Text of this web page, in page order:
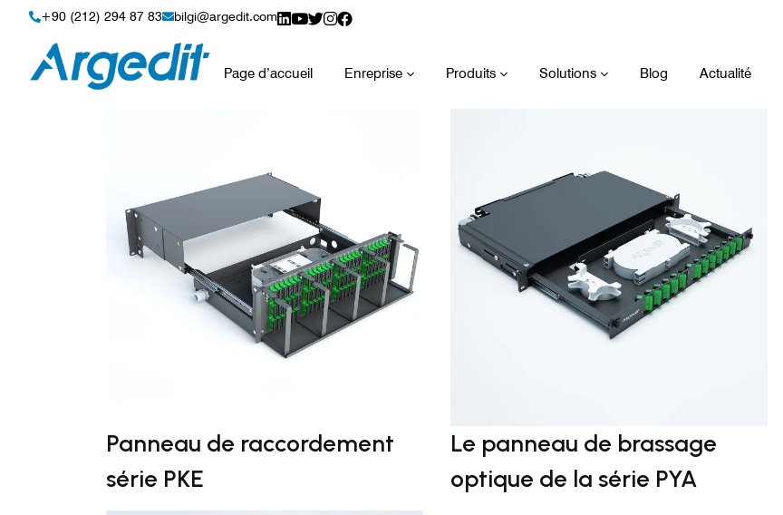
Produits de rack 19 pouces
+90 (212) 294 87 83 bilgi@argedit.com
Page d’accueil Enreprise Produits Solutions Blog Actualité
Panneau de raccordement
série PKE
Le panneau de brassage
optique de la série PYA